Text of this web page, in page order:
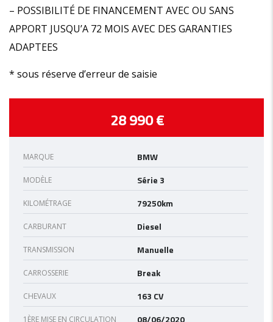
– POSSIBILITÉ DE FINANCEMENT AVEC OU SANS
APPORT JUSQU’A 72 MOIS AVEC DES GARANTIES
ADAPTEES
* sous réserve d’erreur de saisie
28 990 €
MARQUE BMW
MODÈLE Série 3
KILOMÉTRAGE 79250km
CARBURANT Diesel
TRANSMISSION Manuelle
CARROSSERIE Break
CHEVAUX 163 CV
1ÈRE MISE EN CIRCULATION 08/06/2020